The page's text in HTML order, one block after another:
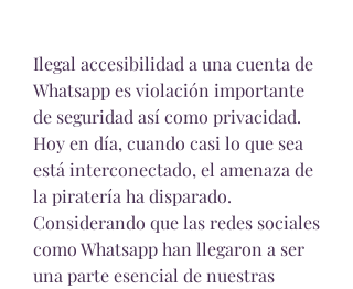
Ilegal accesibilidad a una cuenta de
Whatsapp es violación importante
de seguridad así como privacidad.
Hoy en día, cuando casi lo que sea
está interconectado, el amenaza de
la piratería ha disparado.
Considerando que las redes sociales
como Whatsapp han llegaron a ser
una parte esencial de nuestras